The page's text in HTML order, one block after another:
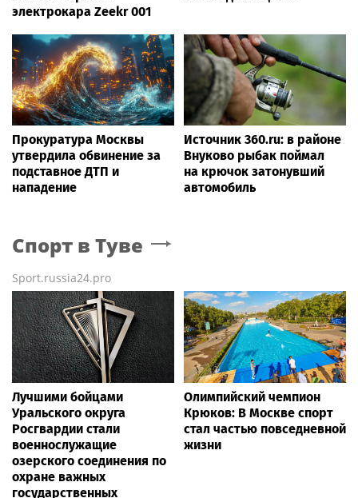
электрокара Zeekr 001
Прокуратура Москвы
утвердила обвинение за
подставное ДТП и
нападение
Источник 360.ru: в районе
Внуково рыбак поймал
на крючок затонувший
автомобиль
Спорт в Туве
Sport.russia24.pro
Лучшими бойцами
Уральского округа
Росгвардии стали
военнослужащие
озерского соединения по
охране важных
государственных
Олимпийский чемпион
Крюков: В Москве спорт
стал частью повседневной
жизни